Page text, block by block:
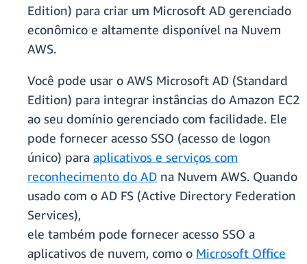
Edition) para criar um Microsoft AD gerenciado
econômico e altamente disponível na Nuvem
AWS.
Você pode usar o AWS Microsoft AD (Standard
Edition) para integrar instâncias do Amazon EC2
ao seu domínio gerenciado com facilidade. Ele
pode fornecer acesso SSO (acesso de logon
único) para aplicativos e serviços com
reconhecimento do AD na Nuvem AWS. Quando
usado com o AD FS (Active Directory Federation
Services),
ele também pode fornecer acesso SSO a
aplicativos de nuvem, como o Microsoft Office